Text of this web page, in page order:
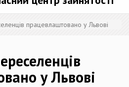
працевлаштовано у Львові
у Львові